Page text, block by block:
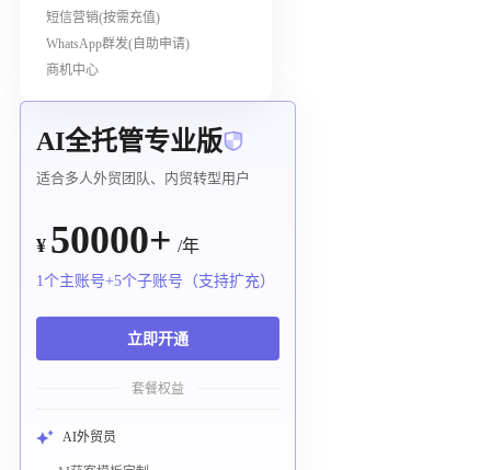
短信营销(按需充值)
WhatsApp群发(自助申请)
商机中心
AI全托管专业版
适合多人外贸团队、内贸转型用户
¥ 50000+ /年
1个主账号+5个子账号（支持扩充）
立即开通
套餐权益
AI外贸员